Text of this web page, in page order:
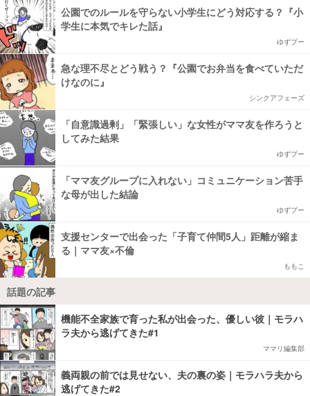
公園でのルールを守らない小学生にどう対応する？『小
学生に本気でキレた話』
ゆずプー
急な理不尽とどう戦う？『公園でお弁当を食べていただ
けなのに』
シンクアフェーズ
「自意識過剰」「緊張しい」な女性がママ友を作ろうと
してみた結果
ゆずプー
「ママ友グループに入れない」コミュニケーション苦手
な母が出した結論
ゆずプー
支援センターで出会った「子育て仲間5人」距離が縮ま
る｜ママ友×不倫
ももこ
話題の記事
機能不全家族で育った私が出会った、優しい彼｜モラハ
ラ夫から逃げてきた#1
ママリ編集部
義両親の前では見せない、夫の裏の姿｜モラハラ夫から
逃げてきた#2